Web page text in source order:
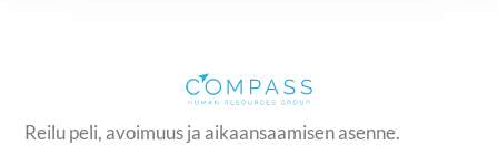
Reilu peli, avoimuus ja aikaansaamisen asenne.